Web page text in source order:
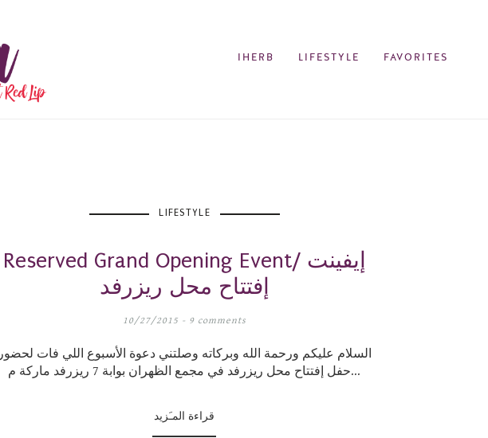
IHERB LIFESTYLE FAVORITES
LIFESTYLE
Reserved Grand Opening Event/ إيفينت
إفتتاح محل ريزرفد
10/27/2015 - 9 comments
السلام عليكم ورحمة الله وبركاته وصلتني دعوة الأسبوع اللي فات لحضور
حفل إفتتاح محل ريزرفد في مجمع الظهران بوابة 7 ريزرفد ماركة م...
قراءة المـَزيد